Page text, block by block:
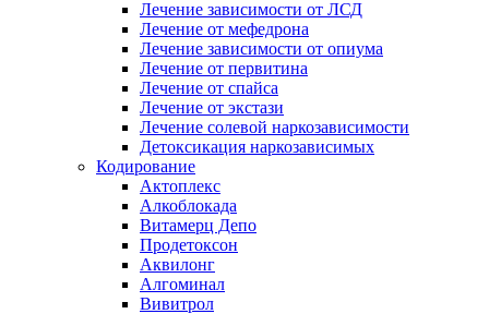
Лечение зависимости от ЛСД
Лечение от мефедрона
Лечение зависимости от опиума
Лечение от первитина
Лечение от спайса
Лечение от экстази
Лечение солевой наркозависимости
Детоксикация наркозависимых
Кодирование
Актоплекс
Алкоблокада
Витамерц Депо
Продетоксон
Аквилонг
Алгоминал
Вивитрол